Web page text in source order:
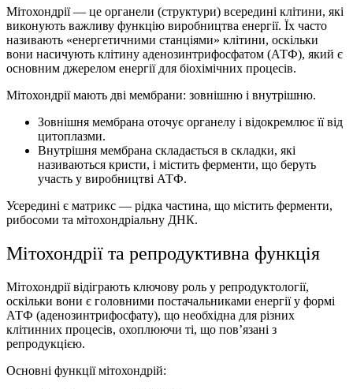
Мітохондрії — це органели (структури) всередині клітини, які
виконують важливу функцію виробництва енергії. Їх часто
називають «енергетичними станціями» клітини, оскільки
вони насичують клітину аденозинтрифосфатом (АТФ), який є
основним джерелом енергії для біохімічних процесів.
Мітохондрії мають дві мембрани: зовнішню і внутрішню.
Зовнішня мембрана оточує органелу і відокремлює її від
цитоплазми.
Внутрішня мембрана складається в складки, які
називаються кристи, і містить ферменти, що беруть
участь у виробництві АТФ.
Усередині є матрикс — рідка частина, що містить ферменти,
рибосоми та мітохондріальну ДНК.
Мітохондрії та репродуктивна функція
Мітохондрії відіграють ключову роль у репродуктології,
оскільки вони є головними постачальниками енергії у формі
АТФ (аденозинтрифосфату), що необхідна для різних
клітинних процесів, охоплюючи ті, що пов’язані з
репродукцією.
Основні функції мітохондрій: